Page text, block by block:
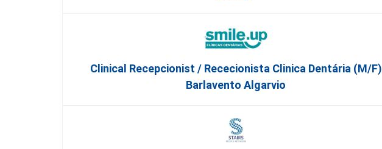
Clinical Recepcionist / Rececionista Clinica Dentária (M/F)
Barlavento Algarvio